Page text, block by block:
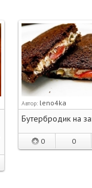
Автор: leno4ka
Бутербродик на
0 0